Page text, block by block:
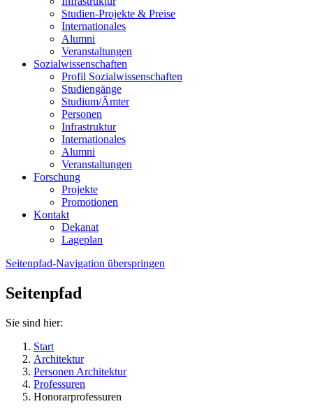
Studien-Projekte & Preise
Internationales
Alumni
Veranstaltungen
Sozialwissenschaften
Profil Sozialwissenschaften
Studiengänge
Studium/Ämter
Personen
Infrastruktur
Internationales
Alumni
Veranstaltungen
Forschung
Projekte
Promotionen
Kontakt
Dekanat
Lageplan
Seitenpfad-Navigation überspringen
Seitenpfad
Sie sind hier:
Start
Architektur
Personen Architektur
Professuren
Honorarprofessuren